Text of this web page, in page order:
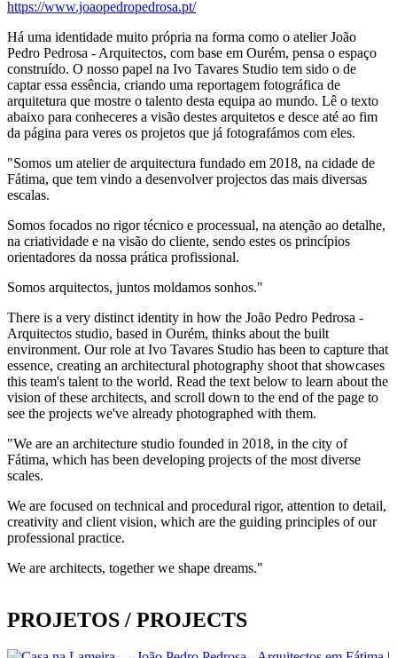
https://www.joaopedropedrosa.pt/
Há uma identidade muito própria na forma como o atelier João
Pedro Pedrosa - Arquitectos, com base em Ourém, pensa o espaço
construído. O nosso papel na Ivo Tavares Studio tem sido o de
captar essa essência, criando uma reportagem fotográfica de
arquitetura que mostre o talento desta equipa ao mundo. Lê o texto
abaixo para conheceres a visão destes arquitetos e desce até ao fim
da página para veres os projetos que já fotografámos com eles.
"Somos um atelier de arquitectura fundado em 2018, na cidade de
Fátima, que tem vindo a desenvolver projectos das mais diversas
escalas.
Somos focados no rigor técnico e processual, na atenção ao detalhe,
na criatividade e na visão do cliente, sendo estes os princípios
orientadores da nossa prática profissional.
Somos arquitectos, juntos moldamos sonhos."
There is a very distinct identity in how the João Pedro Pedrosa -
Arquitectos studio, based in Ourém, thinks about the built
environment. Our role at Ivo Tavares Studio has been to capture that
essence, creating an architectural photography shoot that showcases
this team's talent to the world. Read the text below to learn about the
vision of these architects, and scroll down to the end of the page to
see the projects we've already photographed with them.
"We are an architecture studio founded in 2018, in the city of
Fátima, which has been developing projects of the most diverse
scales.
We are focused on technical and procedural rigor, attention to detail,
creativity and client vision, which are the guiding principles of our
professional practice.
We are architects, together we shape dreams."
PROJETOS / PROJECTS